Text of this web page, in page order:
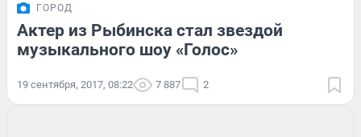
ГОРОД
Актер из Рыбинска стал звездой
музыкального шоу «Голос»
19 сентября, 2017, 08:22 7 887 2